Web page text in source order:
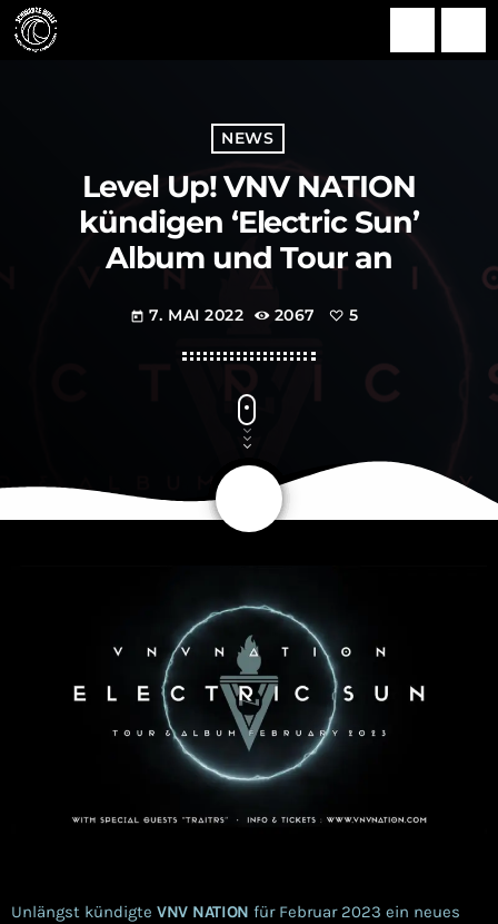
NEWS
Level Up! VNV NATION
kündigen ‘Electric Sun’
Album und Tour an
today 7. MAI 2022 2067 5
Unlängst kündigte VNV NATION für Februar 2023 ein neues